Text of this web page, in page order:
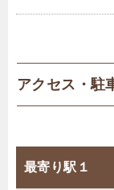
アクセス・駐
最寄り駅１